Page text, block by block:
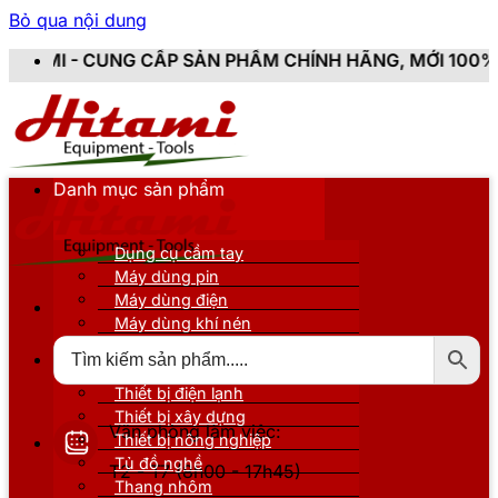
Bỏ qua nội dung
SẢN PHẨM CHÍNH HÃNG, MỚI 100%, ĐẦY ĐỦ
Văn phòng làm việc:
T2 - T7 (8h00 - 17h45)
Danh mục sản phẩm
Dụng cụ cầm tay
Máy dùng pin
Máy dùng điện
Máy dùng khí nén
Thiết bị nâng đỡ
Thiết bị điện lạnh
Thiết bị xây dựng
Thiết bị nông nghiệp
Tủ đồ nghề
Thang nhôm